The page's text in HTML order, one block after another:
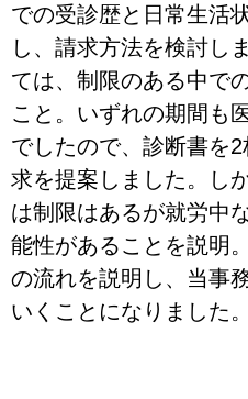
での受診歴と日常生活
し、請求方法を検討し
ては、制限のある中で
こと。いずれの期間も
でしたので、診断書を
求を提案しました。し
は制限はあるが就労中
能性があることを説明
の流れを説明し、当事
いくことになりました。